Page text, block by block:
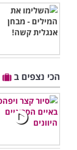
הכי נצפים ב